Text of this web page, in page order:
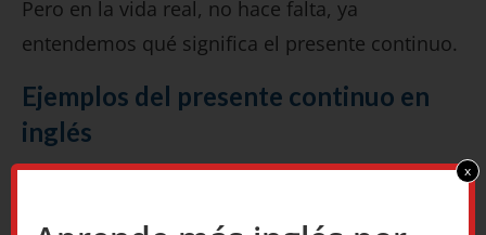
Pero en la vida real, no hace falta, ya
entendemos qué significa el presente continuo.
Ejemplos del presente continuo en
inglés
x